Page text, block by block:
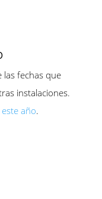
las fechas que
instalaciones.
año.